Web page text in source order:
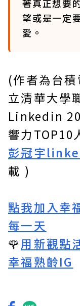
著真正想要
望或是一定
愛。
(作者為台
立清華大學
Linkedin
響力TOP10
彭冠宇
載 )
點我加入幸
每一天
🌹用新觀點
幸福熟齡IG